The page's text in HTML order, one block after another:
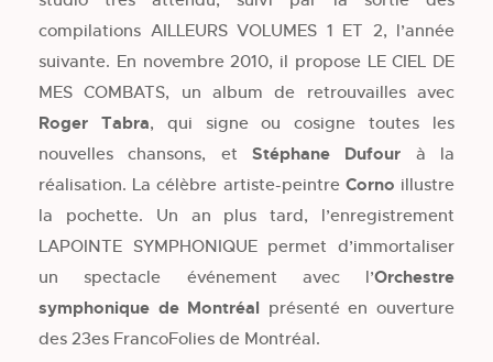
compilations AILLEURS VOLUMES 1 ET 2, l’année
suivante. En novembre 2010, il propose LE CIEL DE
MES COMBATS, un album de retrouvailles avec
Roger Tabra, qui signe ou cosigne toutes les
nouvelles chansons, et Stéphane Dufour à la
réalisation. La célèbre artiste-peintreCorno illustre
la pochette. Un an plus tard, l’enregistrement
LAPOINTE SYMPHONIQUE permet d’immortaliser
un spectacle événement avec l’Orchestre
symphonique de Montréal présenté en ouverture
des 23es FrancoFolies de Montréal.